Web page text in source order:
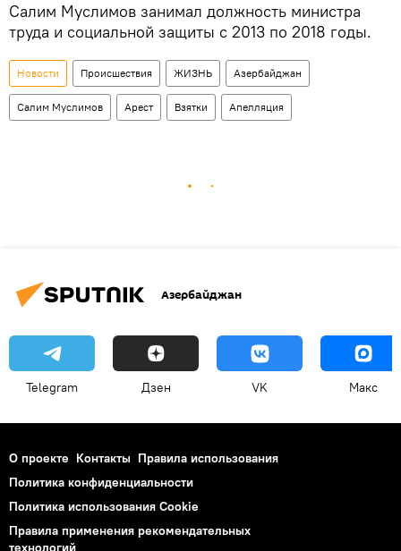
Салим Муслимов занимал должность министра
труда и социальной защиты с 2013 по 2018 годы.
Новости Происшествия ЖИЗНЬ Азербайджан
Салим Муслимов Арест Взятки Апелляция
Азербайджан
Telegram Дзен VK Макс
О проекте Контакты Правила использования
Политика конфиденциальности
Политика использования Cookie
Правила применения рекомендательных